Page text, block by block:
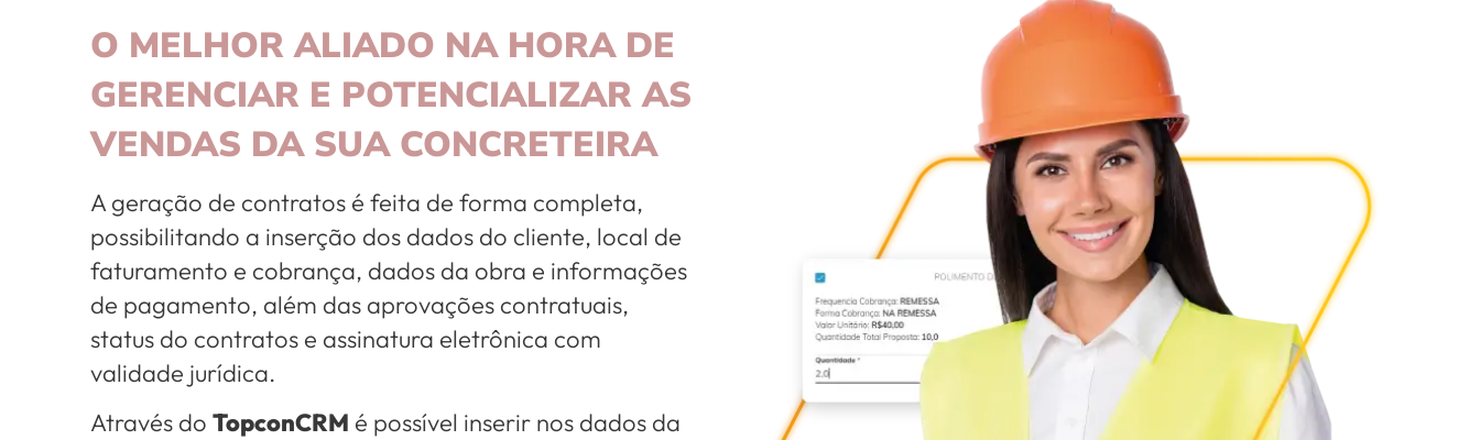
O MELHOR ALIADO NA HORA DE
GERENCIAR E POTENCIALIZAR AS
VENDAS DA SUA CONCRETEIRA
A geração de contratos é feita de forma completa,
possibilitando a inserção dos dados do cliente, local de
faturamento e cobrança, dados da obra e informações
de pagamento, além das aprovações contratuais,
status do contratos e assinatura eletrônica com
validade jurídica.
Através do TopconCRM é possível inserir nos dados da